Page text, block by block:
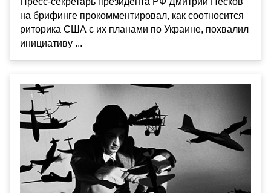
на брифинге прокомментировал, как соотносится
риторика США с их планами по Украине, похвалил
инициативу ...